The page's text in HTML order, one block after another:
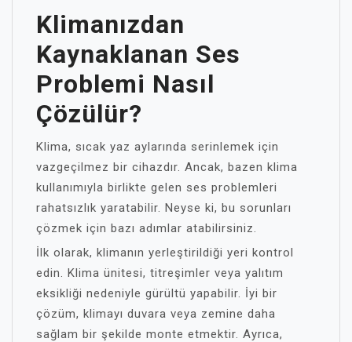
Klimanızdan
Kaynaklanan Ses
Problemi Nasıl
Çözülür?
Klima, sıcak yaz aylarında serinlemek için
vazgeçilmez bir cihazdır. Ancak, bazen klima
kullanımıyla birlikte gelen ses problemleri
rahatsızlık yaratabilir. Neyse ki, bu sorunları
çözmek için bazı adımlar atabilirsiniz.
İlk olarak, klimanın yerleştirildiği yeri kontrol
edin. Klima ünitesi, titreşimler veya yalıtım
eksikliği nedeniyle gürültü yapabilir. İyi bir
çözüm, klimayı duvara veya zemine daha
sağlam bir şekilde monte etmektir. Ayrıca,